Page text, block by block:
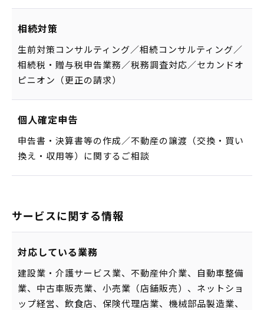
相続対策
生前対策コンサルティング／相続コンサルティング／
相続税・贈与税申告業務／税務調査対応／セカンドオ
ピニオン（更正の請求）
個人確定申告
申告書・決算書等の作成／不動産の譲渡（交換・買い
換え・収用等）に関するご相談
サービスに関する情報
対応している業務
建設業・介護サービス業、不動産仲介業、自動車整備
業、中古車販売業、小売業（店舗販売）、ネットショ
ップ経営、飲食店、保険代理店業、機械部品製造業、